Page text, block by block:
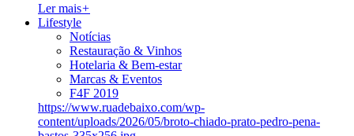
Ler mais+
Lifestyle
Notícias
Restauração & Vinhos
Hotelaria & Bem-estar
Marcas & Eventos
F4F 2019
https://www.ruadebaixo.com/wp-
content/uploads/2026/05/broto-chiado-prato-pedro-pena-